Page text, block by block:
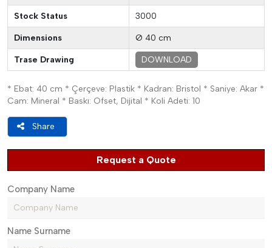
Stock Status 3000
Dimensions Ø 40 cm
Trase Drawing DOWNLOAD
* Ebat: 40 cm * Çerçeve: Plastik * Kadran: Bristol * Saniye: Akar *
Cam: Mineral * Baskı: Ofset, Dijital * Koli Adeti: 10
Share
Request a Quote
Company Name
Name Surname